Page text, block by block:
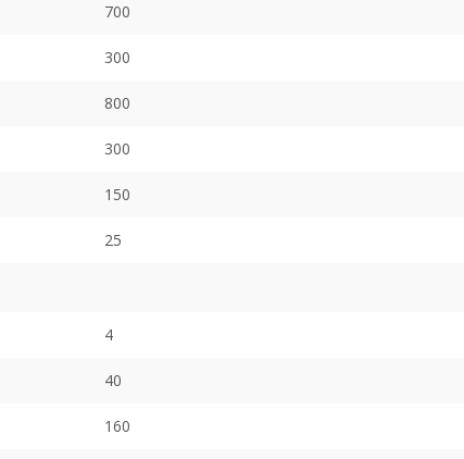
700
300
800
300
150
25
4
40
160